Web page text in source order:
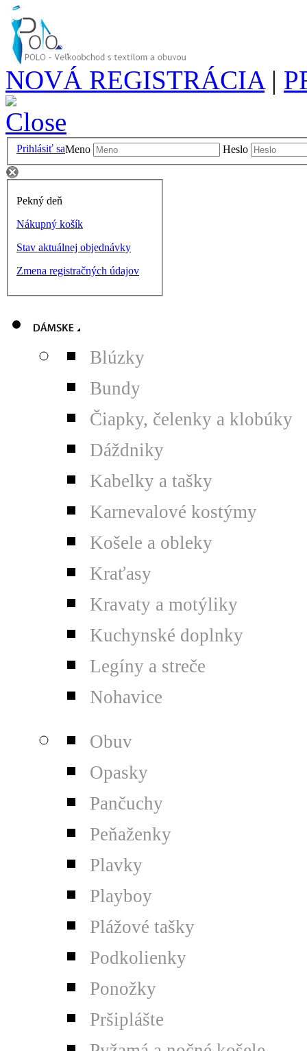
NOVÁ REGISTRÁCIA|
Meno Heslo
Prihlásiť sa
Pekný deň
Nákupný košík
Stav aktuálnej objednávky
Zmena registračných údajov
Blúzky
Bundy
Čiapky, čelenky a klobúky
Dáždniky
Kabelky a tašky
Karnevalové kostýmy
Košele a obleky
Kraťasy
Kravaty a motýliky
Kuchynské doplnky
Legíny a streče
Nohavice
Obuv
Opasky
Pančuchy
Peňaženky
Plavky
Playboy
Plážové tašky
Podkolienky
Ponožky
Pršiplášte